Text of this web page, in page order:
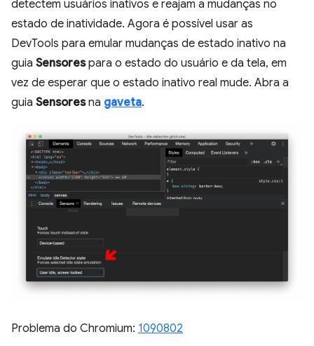
detectem usuários inativos e reajam a mudanças no
estado de inatividade. Agora é possível usar as
DevTools para emular mudanças de estado inativo na
guia Sensorespara o estado do usuário e da tela, em
vez de esperar que o estado inativo real mude. Abra a
guia Sensoresna gaveta.
Problema do Chromium: 1090802